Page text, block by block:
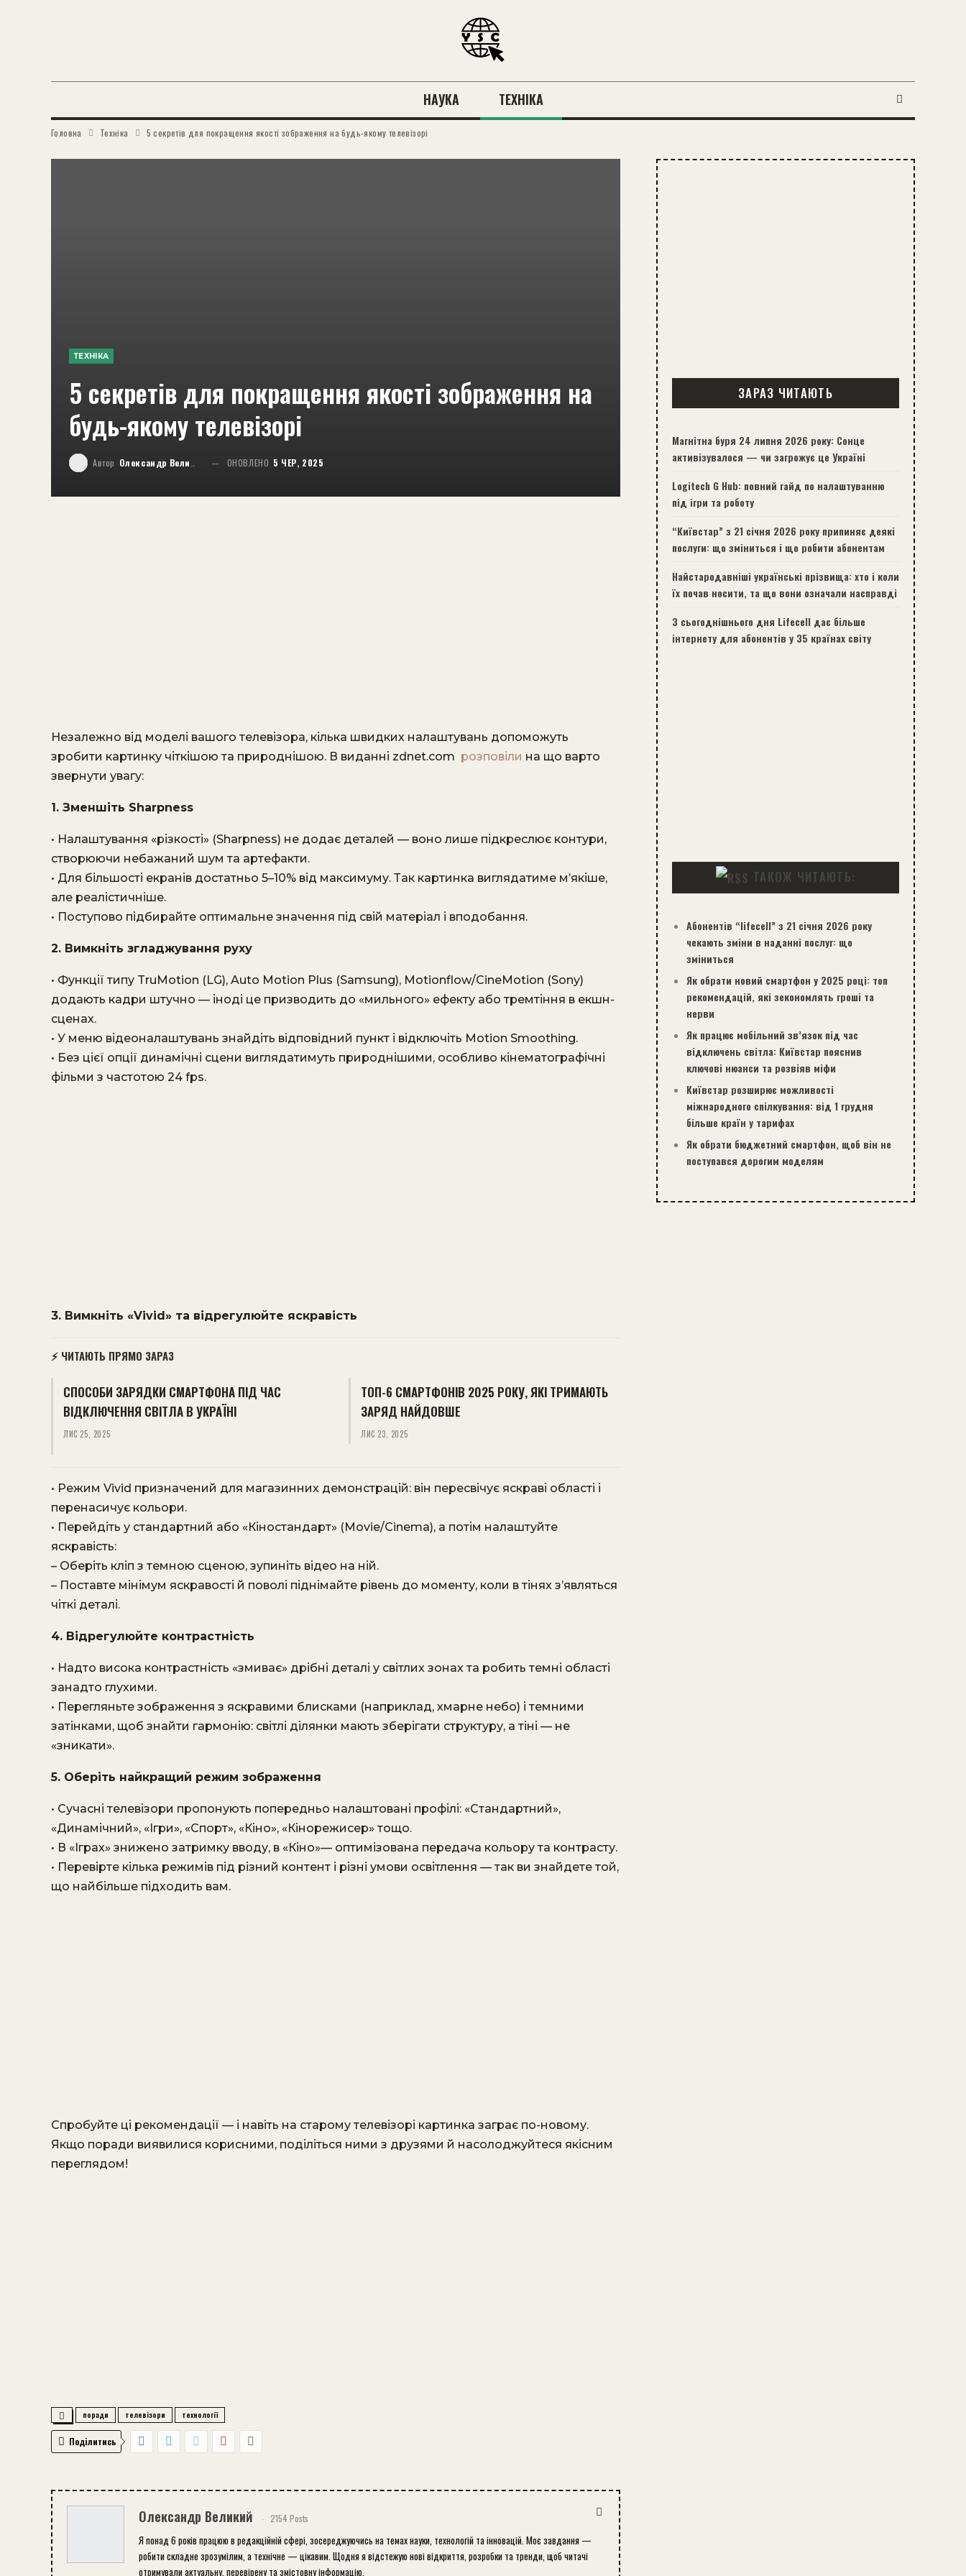
НАУКА ТЕХНІКА
Головна Техніка 5 секретів для покращення якості зображення на будь-якому телевізорі
ТЕХНІКА
5 секретів для покращення якості зображення на
будь-якому телевізорі
Автор Олександр Великий ОНОВЛЕНО 5 ЧЕР, 2025
Незалежно від моделі вашого телевізора, кілька швидких налаштувань допоможуть
зробити картинку чіткішою та природнішою. В виданні zdnet.com розповіли на що варто
звернути увагу:
1. Зменшіть Sharpness
• Налаштування «різкості» (Sharpness) не додає деталей — воно лише підкреслює контури,
створюючи небажаний шум та артефакти.
• Для більшості екранів достатньо 5–10% від максимуму. Так картинка виглядатиме м’якіше,
але реалістичніше.
• Поступово підбирайте оптимальне значення під свій матеріал і вподобання.
2. Вимкніть згладжування руху
• Функції типу TruMotion (LG), Auto Motion Plus (Samsung), Motionflow/CineMotion (Sony)
додають кадри штучно — іноді це призводить до «мильного» ефекту або тремтіння в екшн-
сценах.
• У меню відеоналаштувань знайдіть відповідний пункт і відключіть Motion Smoothing.
• Без цієї опції динамічні сцени виглядатимуть природнішими, особливо кінематографічні
фільми з частотою 24 fps.
3. Вимкніть «Vivid» та відрегулюйте яскравість
⚡ ЧИТАЮТЬ ПРЯМО ЗАРАЗ
СПОСОБИ ЗАРЯДКИ СМАРТФОНА ПІД ЧАС
ВІДКЛЮЧЕННЯ СВІТЛА В УКРАЇНІ
ЛИС 25, 2025
ТОП-6 СМАРТФОНІВ 2025 РОКУ, ЯКІ ТРИМАЮТЬ
ЗАРЯД НАЙДОВШЕ
ЛИС 23, 2025
• Режим Vivid призначений для магазинних демонстрацій: він пересвічує яскраві області і
перенасичує кольори.
• Перейдіть у стандартний або «Кіностандарт» (Movie/Cinema), а потім налаштуйте
яскравість:
– Оберіть кліп з темною сценою, зупиніть відео на ній.
– Поставте мінімум яскравості й поволі піднімайте рівень до моменту, коли в тінях з’являться
чіткі деталі.
4. Відрегулюйте контрастність
• Надто висока контрастність «змиває» дрібні деталі у світлих зонах та робить темні області
занадто глухими.
• Перегляньте зображення з яскравими блисками (наприклад, хмарне небо) і темними
затінками, щоб знайти гармонію: світлі ділянки мають зберігати структуру, а тіні — не
«зникати».
5. Оберіть найкращий режим зображення
• Сучасні телевізори пропонують попередньо налаштовані профілі: «Стандартний»,
«Динамічний», «Ігри», «Спорт», «Кіно», «Кінорежисер» тощо.
• В «Іграх» знижено затримку вводу, в «Кіно»— оптимізована передача кольору та контрасту.
• Перевірте кілька режимів під різний контент і різні умови освітлення — так ви знайдете той,
що найбільше підходить вам.
Спробуйте ці рекомендації — і навіть на старому телевізорі картинка заграє по-новому.
Якщо поради виявилися корисними, поділіться ними з друзями й насолоджуйтеся якісним
переглядом!
поради телевізори технології
Поділитись
Олександр Великий 2154 Posts
Я понад 6 років працюю в редакційній сфері, зосереджуючись на темах науки, технологій та інновацій. Моє завдання —
робити складне зрозумілим, а технічне — цікавим. Щодня я відстежую нові відкриття, розробки та тренди, щоб читачі
отримували актуальну, перевірену та змістовну інформацію.
ЗАРАЗ ЧИТАЮТЬ
Магнітна буря 24 липня 2026 року: Сонце
активізувалося — чи загрожує це Україні
Logitech G Hub: повний гайд по налаштуванню
під ігри та роботу
“Київстар” з 21 січня 2026 року припиняє деякі
послуги: що зміниться і що робити абонентам
Найстародавніші українські прізвища: хто і коли
їх почав носити, та що вони означали насправді
З сьогоднішнього дня Lifecell дає більше
інтернету для абонентів у 35 країнах світу
ТАКОЖ ЧИТАЮТЬ:
Абонентів “lifecell” з 21 січня 2026 року
чекають зміни в наданні послуг: що
зміниться
Як обрати новий смартфон у 2025 році: топ
рекомендацій, які зекономлять гроші та
нерви
Як працює мобільний зв’язок під час
відключень світла: Київстар пояснив
ключові нюанси та розвіяв міфи
Київстар розширює можливості
міжнародного спілкування: від 1 грудня
більше країн у тарифах
Як обрати бюджетний смартфон, щоб він не
поступався дорогим моделям